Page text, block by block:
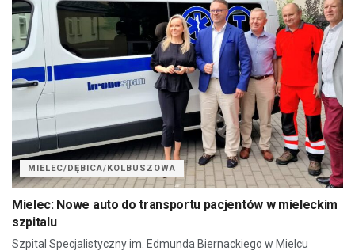
MIELEC/DĘBICA/KOLBUSZOWA
Mielec: Nowe auto do transportu pacjentów w mieleckim
szpitalu
Szpital Specjalistyczny im. Edmunda Biernackiego w Mielcu